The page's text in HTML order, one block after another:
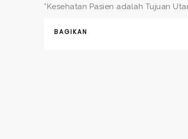
*Kesehatan Pasien adalah Tujuan
BAGIKAN